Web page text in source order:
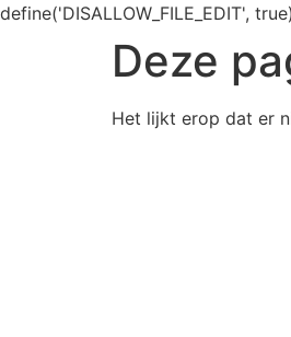
define('DISALLOW_FILE_EDIT',
Deze
Het lijkt erop dat er